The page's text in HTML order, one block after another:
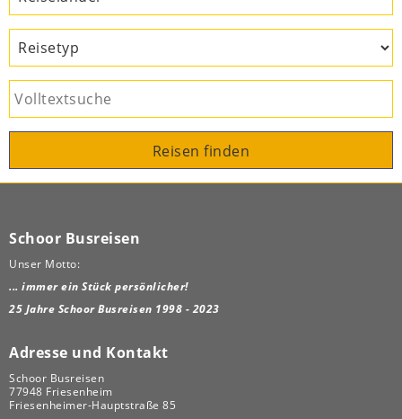
Reisen finden
Schoor Busreisen
Unser Motto:
... immer ein Stück persönlicher!
25 Jahre Schoor Busreisen 1998 - 2023
Adresse und Kontakt
Schoor Busreisen
77948 Friesenheim
Friesenheimer-Hauptstraße 85